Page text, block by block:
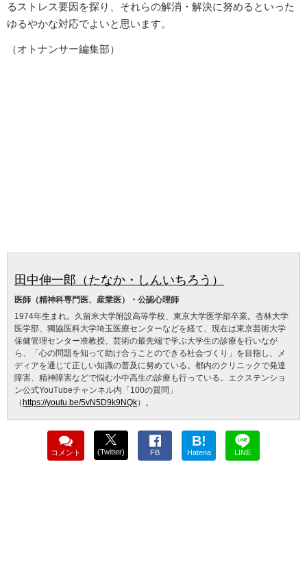
るストレス要因を探り、それらの解消・解決に努めるといった
ゆるやかな対応でよいと思います。
（オトナンサー編集部）
田中伸一郎（たなか・しんいちろう）
医師（精神科専門医、産業医）・公認心理師
1974年生まれ。久留米大学附設高等学校、東京大学医学部卒業。杏林大学
医学部、獨協医科大学埼玉医療センターなどを経て、現在は東京芸術大学
保健管理センター准教授。芸術の最先端で学ぶ大学生の診療を行いなが
ら、「心の問題を知って助け合うことのできる社会づくり」を目指し、メ
ディアを通じて正しい知識の普及に努めている。都内のクリニックで発達
障害、精神障害などで悩む小中高生の診療も行っている。エクステンショ
ン公式YouTubeチャンネル内「100の質問」
（ https://youtu.be/5vN5D9k9NQk）。
コメント (Twitter) FB
B!
Hatena LINE